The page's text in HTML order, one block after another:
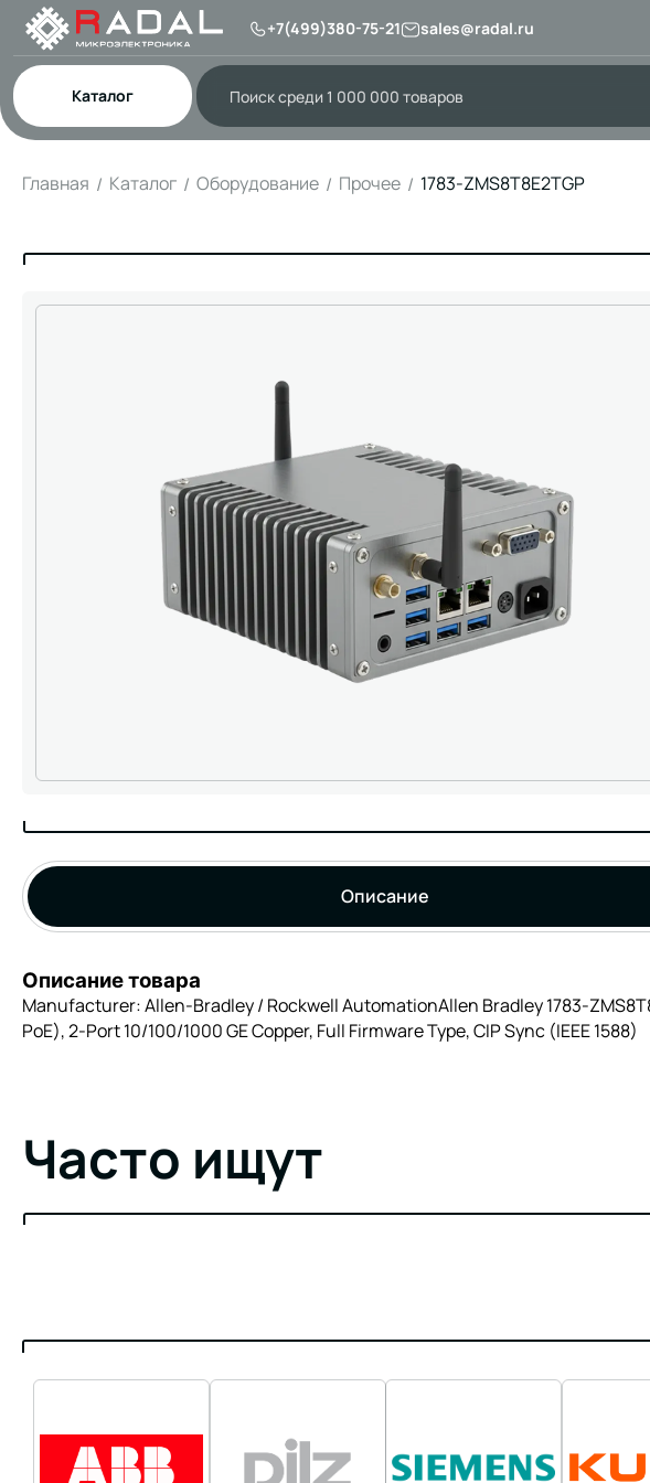
+7(499)380-75-21 sales@radal.ru
Каталог
Главная Каталог Оборудование Прочее 1783-ZMS8T8E2TGP
Описание
Описание товара
Manufacturer: Allen-Bradley / Rockwell AutomationAllen Bradley 1783-
PoE), 2-Port 10/100/1000 GE Copper, Full Firmware Type, CIP Sync (IEEE 1588)
Часто ищут